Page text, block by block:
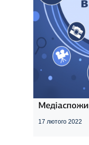
17 лютого 2022